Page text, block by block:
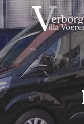
Skip
to
main
content